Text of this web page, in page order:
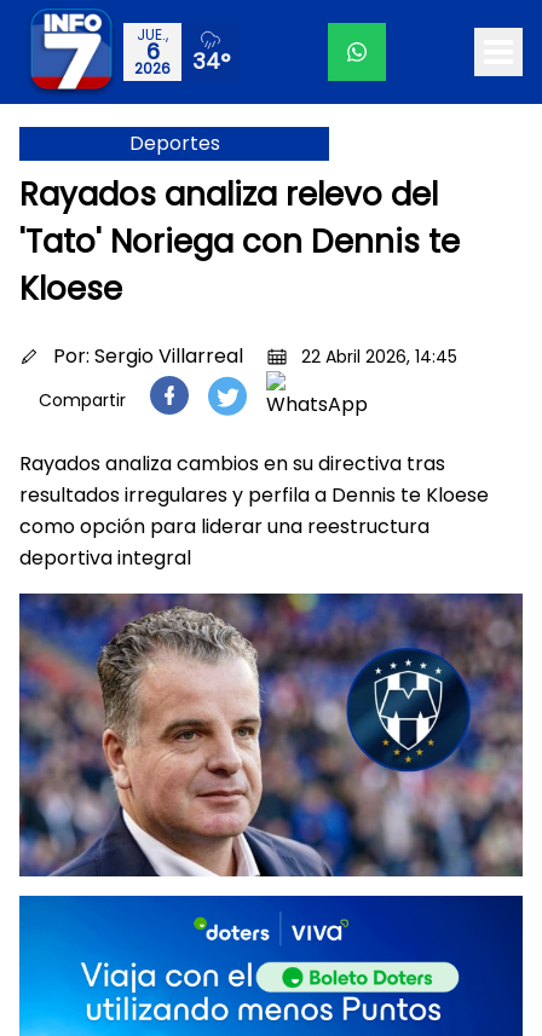
JUE.,
6
2026 34°
Deportes
Rayados analiza relevo del
'Tato' Noriega con Dennis te
Kloese
Por: Sergio Villarreal
22 Abril 2026, 14:45
Compartir
Rayados analiza cambios en su directiva tras
resultados irregulares y perfila a Dennis te Kloese
como opción para liderar una reestructura
deportiva integral